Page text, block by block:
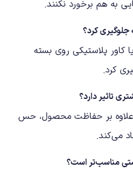
به هم برخورد نکنند.
جلوگیری کرد؟
کاور پلاستیکی روی بسته
کرد.
تاثیر دارد؟
علاوه بر حفاظت محصول، حس
می‌کند.
مناسب‌تر است؟